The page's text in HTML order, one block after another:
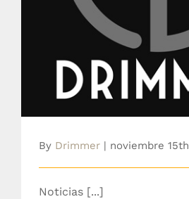
By Drimmer | noviembre
Noticias [...]